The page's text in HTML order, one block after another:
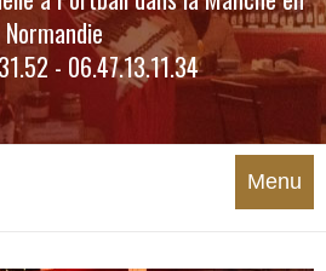
Normandie
- 06.47.13.11.34
Menu